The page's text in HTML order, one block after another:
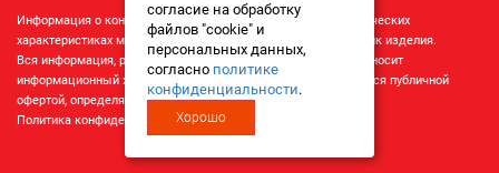
Информация о конкретном товаре, его внешнем виде и технических
характеристиках может отличаться от реальных характеристик изделия.
Вся информация, размещенная на данном интернет-ресурсе, носит
информационный характер и ни при каких условиях не является публичной
офертой, определяемой положениями Статьи 437 (2) ГК РФ.
Политика конфиденциальности
согласие на обработку
файлов "cookie" и
персональных данных,
согласно политике
конфиденциальности.
Хорошо